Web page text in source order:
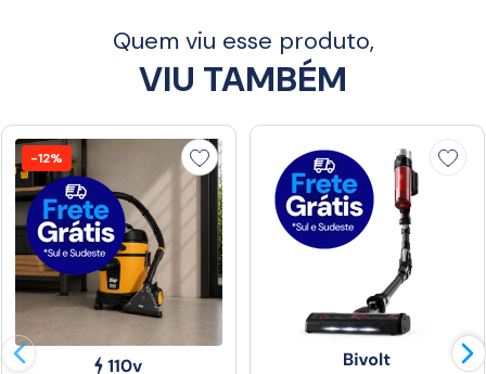
Quem viu esse produto,
VIU TAMBÉM
-12%